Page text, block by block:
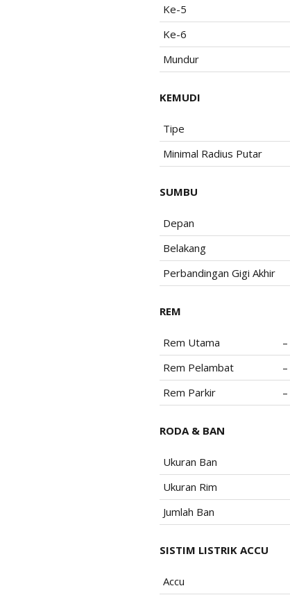
Ke-5
Ke-6
Mundur
KEMUDI
Tipe
Minimal Radius Putar
SUMBU
Depan
Belakang
Perbandingan Gigi Akhir
REM
Rem Utama –
Rem Pelambat
–
Rem Parkir
–
RODA & BAN
Ukuran Ban
Ukuran Rim
Jumlah Ban
SISTIM LISTRIK ACCU
Accu